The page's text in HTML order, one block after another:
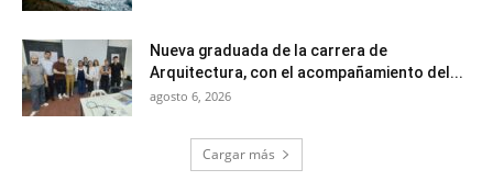
Nueva graduada de la carrera de
Arquitectura, con el acompañamiento del...
agosto 6, 2026
Cargar más